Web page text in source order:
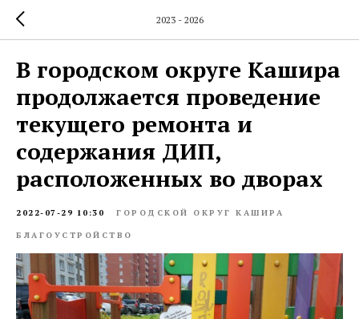
2023 - 2026
В городском округе Кашира
продолжается проведение
текущего ремонта и
содержания ДИП,
расположенных во дворах
2022-07-29 10:30 ГОРОДСКОЙ ОКРУГ КАШИРА
БЛАГОУСТРОЙСТВО